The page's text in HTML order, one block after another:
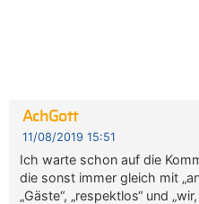
AchGott
11/08/2019 15:51
Ich warte schon auf die
die sonst immer gleich mit
„Gäste“, „respektlos“ und